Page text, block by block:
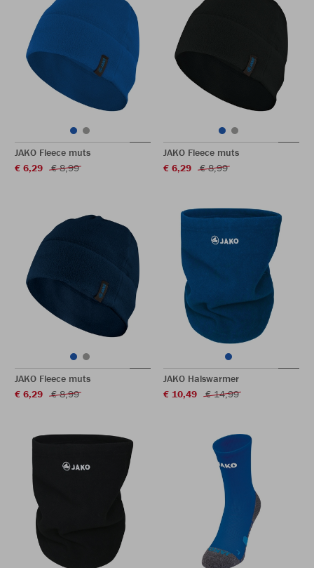
JAKO Fleece muts
€ 6,29
€ 8,99
JAKO Fleece muts
€ 6,29
€ 8,99
JAKO Fleece muts
€ 6,29
€ 8,99
JAKO Halswarmer
€ 10,49
€ 14,99